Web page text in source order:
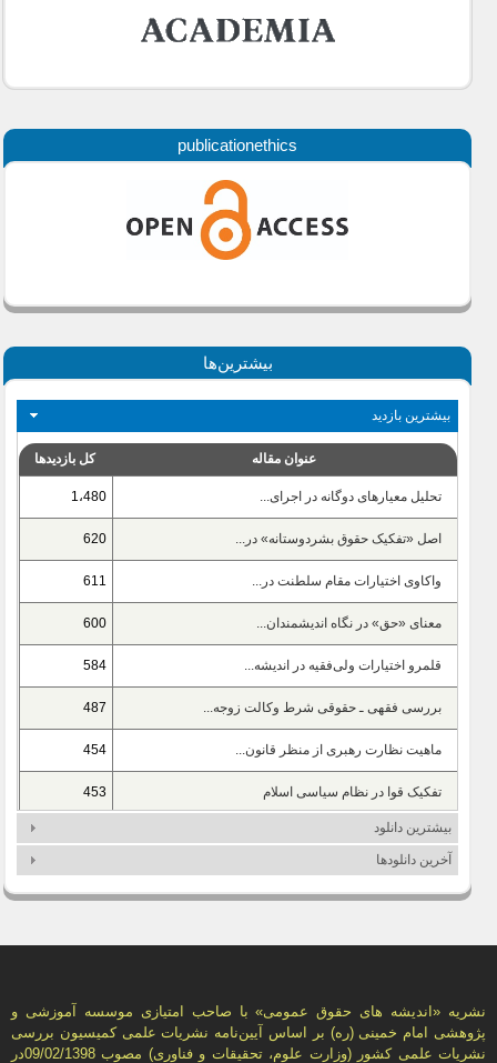
publicationethics
بیشترین‌ها
بیشترین بازدید
عنوان مقاله کل بازدیدها
تحلیل معیارهای دوگانه در اجرای... 1،480
اصل «تفکیک حقوق بشردوستانه» در... 620
واکاوی اختیارات مقام سلطنت در... 611
معنای «حق» در نگاه اندیشمندان... 600
قلمرو اختیارات ولی‌‌فقیه در اندیشه... 584
بررسی فقهی ـ حقوقی شرط وکالت زوجه... 487
ماهیت نظارت رهبری از منظر قانون... 454
تفکیک قوا در نظام سیاسی اسلام 453
اصول نظری حقوق بشر در اسلام
بررسی ماهیت فقهی و حقوقی مَهریه 433
بیشترین دانلود
آخرین دانلودها
نشریه «انديشه های حقوق عمومی» با صاحب امتیازی موسسه آموزشی و
پژوهشی امام خمینی (ره) بر اساس آیین‌نامه نشریات علمی كمیسیون بررسى
نشریات علمى كشور (وزارت علوم، تحقیقات و فناورى) مصوب 09/02/1398در